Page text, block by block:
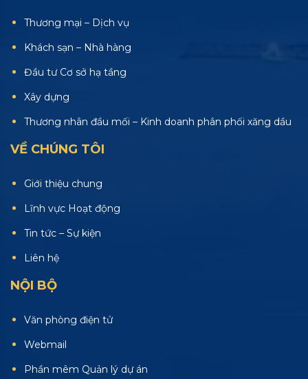
Thương mại – Dịch vụ
Khách sạn – Nhà hàng
Đầu tư Cơ sở hạ tầng
Xây dựng
Thương nhân đầu mối – Kinh doanh phân phối xăng dầu
VỀ CHÚNG TÔI
Giới thiệu chung
Lĩnh vực Hoạt động
Tin tức – Sự kiện
Liên hệ
NỘI BỘ
Văn phòng điện tử
Webmail
Phần mêm Quản lý dự án